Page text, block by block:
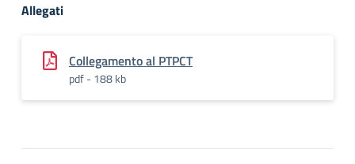
Allegati
Collegamento al PTPCT
pdf - 188 kb